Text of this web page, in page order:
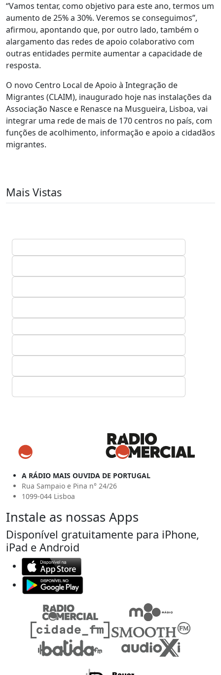
“Vamos tentar, como objetivo para este ano, termos um
aumento de 25% a 30%. Veremos se conseguimos”,
afirmou, apontando que, por outro lado, também o
alargamento das redes de apoio colaborativo com
outras entidades permite aumentar a capacidade de
resposta.
O novo Centro Local de Apoio à Integração de
Migrantes (CLAIM), inaugurado hoje nas instalações da
Associação Nasce e Renasce na Musgueira, Lisboa, vai
integrar uma rede de mais de 170 centros no país, com
funções de acolhimento, informação e apoio a cidadãos
migrantes.
Mais Vistas
A RÁDIO MAIS OUVIDA DE PORTUGAL
Rua Sampaio e Pina n° 24/26
1099-044 Lisboa
Instale as nossas Apps
Disponível gratuitamente para iPhone,
iPad e Android